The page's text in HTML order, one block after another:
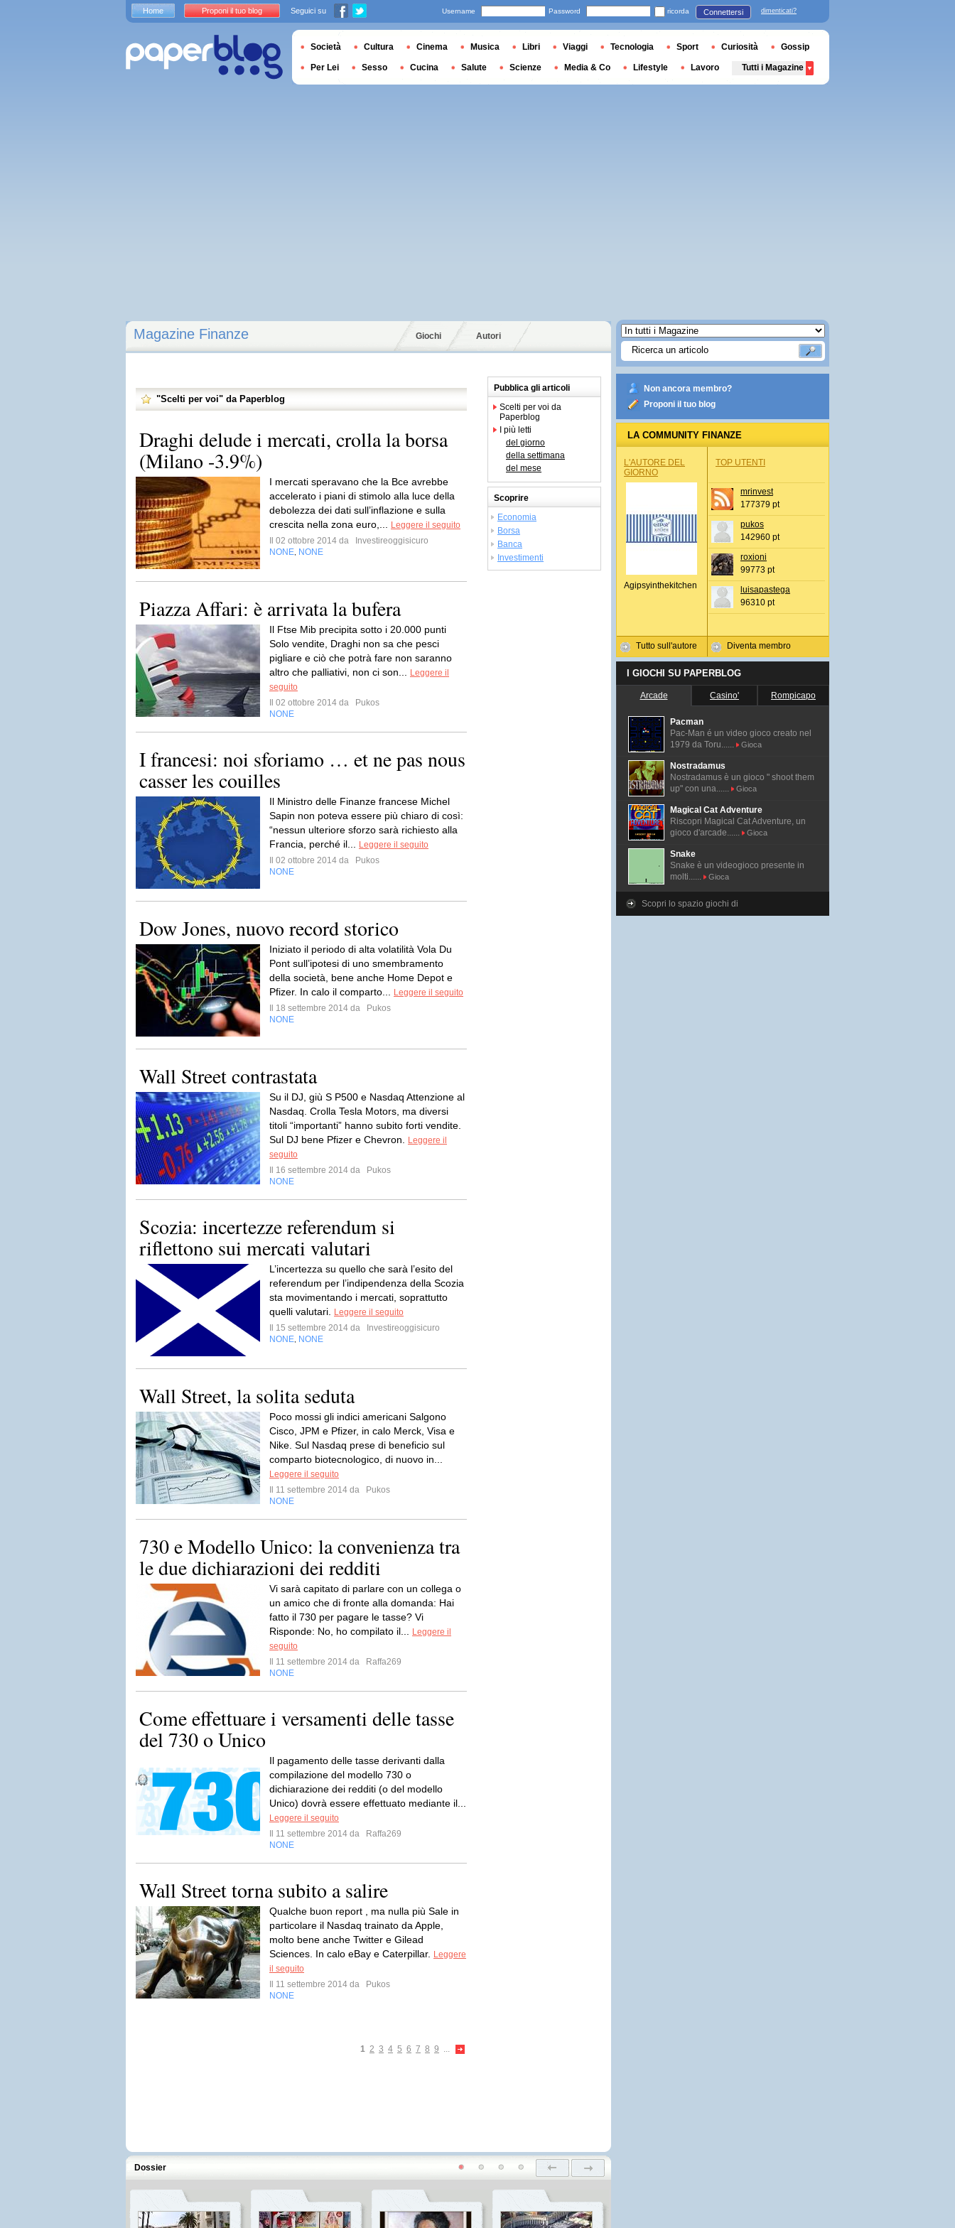
Magazine Finanze Giochi Autori
"Scelti per voi" da Paperblog
Draghi delude i mercati, crolla la borsa
(Milano -3.9%)
I mercati speravano che la Bce avrebbe
accelerato i piani di stimolo alla luce della
debolezza dei dati sull’inflazione e sulla
crescita nella zona euro,...
Leggere il seguito
Il 02 ottobre 2014 da
Investireoggisicuro
NONE NONE
Piazza Affari: è arrivata la bufera
Il Ftse Mib precipita sotto i 20.000 punti
Solo vendite, Draghi non sa che pesci
pigliare e ciò che potrà fare non saranno
altro che palliativi, non ci son...
Leggere il
seguito
Il 02 ottobre 2014 da
Pukos
NONE
I francesi: noi sforiamo … et ne pas nous
casser les couilles
Il Ministro delle Finanze francese Michel
Sapin non poteva essere più chiaro di così:
“nessun ulteriore sforzo sarà richiesto alla
Francia, perché il...
Leggere il seguito
Il 02 ottobre 2014 da
Pukos
NONE
Dow Jones, nuovo record storico
Iniziato il periodo di alta volatilità Vola Du
Pont sull’ipotesi di uno smembramento
della società, bene anche Home Depot e
Pfizer. In calo il comparto...
Leggere il seguito
Il 18 settembre 2014 da
Pukos
NONE
Wall Street contrastata
Su il DJ, giù S P500 e Nasdaq Attenzione al
Nasdaq. Crolla Tesla Motors, ma diversi
titoli “importanti” hanno subito forti vendite.
Sul DJ bene Pfizer e Chevron.
Leggere il
seguito
Il 16 settembre 2014 da
Pukos
NONE
Scozia: incertezze referendum si
riflettono sui mercati valutari
L’incertezza su quello che sarà l’esito del
referendum per l’indipendenza della Scozia
sta movimentando i mercati, soprattutto
quelli valutari.
Leggere il seguito
Il 15 settembre 2014 da
Investireoggisicuro
NONE NONE
Wall Street, la solita seduta
Poco mossi gli indici americani Salgono
Cisco, JPM e Pfizer, in calo Merck, Visa e
Nike. Sul Nasdaq prese di beneficio sul
comparto biotecnologico, di nuovo in...
Leggere il seguito
Il 11 settembre 2014 da
Pukos
NONE
730 e Modello Unico: la convenienza tra
le due dichiarazioni dei redditi
Vi sarà capitato di parlare con un collega o
un amico che di fronte alla domanda: Hai
fatto il 730 per pagare le tasse? Vi
Risponde: No, ho compilato il...
Leggere il
seguito
Il 11 settembre 2014 da
Raffa269
NONE
Come effettuare i versamenti delle tasse
del 730 o Unico
Il pagamento delle tasse derivanti dalla
compilazione del modello 730 o
dichiarazione dei redditi (o del modello
Unico) dovrà essere effettuato mediante il...
Leggere il seguito
Il 11 settembre 2014 da
Raffa269
NONE
Wall Street torna subito a salire
Qualche buon report , ma nulla più Sale in
particolare il Nasdaq trainato da Apple,
molto bene anche Twitter e Gilead
Sciences. In calo eBay e Caterpillar.
Leggere
il seguito
Il 11 settembre 2014 da
Pukos
NONE
1 2 3 4 5 6 7 8 9 ...
Pubblica gli articoli
Scelti per voi da
Paperblog
I più letti
del giorno
della settimana
del mese
Scoprire
Economia
Borsa
Banca
Investimenti
Dossier
Non ancora membro?
Proponi il tuo blog
LA COMMUNITY FINANZE
L'AUTORE DEL
GIORNO
Agipsyinthekitchen
Tutto sull'autore
TOP UTENTI
mrinvest
177379 pt
pukos
142960 pt
roxioni
99773 pt
luisapastega
96310 pt
Diventa membro
I GIOCHI SU PAPERBLOG
Arcade Casino' Rompicapo
Pacman
Pac-Man é un video gioco creato nel
1979 da Toru......
Gioca
Nostradamus
Nostradamus è un gioco " shoot them
up" con una......
Gioca
Magical Cat Adventure
Riscopri Magical Cat Adventure, un
gioco d'arcade......
Gioca
Snake
Snake è un videogioco presente in
molti......
Gioca
Scopri lo spazio giochi di
Home Proponi il tuo blog Seguici su Username Password ricorda Connettersi dimenticati?
Società Cultura Cinema Musica Libri Viaggi Tecnologia Sport Curiosità Gossip
Per Lei Sesso Cucina Salute Scienze Media & Co Lifestyle Lavoro Tutti i Magazine